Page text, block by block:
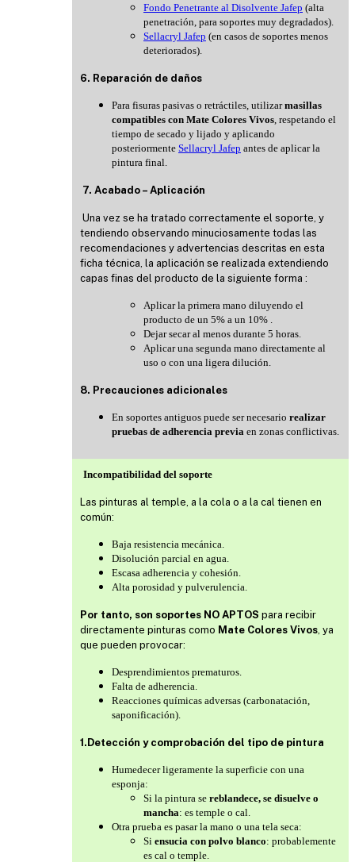
Fondo Penetrante al Disolvente Jafep (alta
penetración, para soportes muy degradados).
Sellacryl Jafep (en casos de soportes menos
deteriorados).
6. Reparación de daños
Para fisuras pasivas o retráctiles, utilizarmasillas
compatibles con Mate Colores Vivos , respetando el
tiempo de secado y lijado y aplicando
posteriormente Sellacryl Jafep antes de aplicar la
pintura final.
7. Acabado – Aplicación
Una vez se ha tratado correctamente el soporte, y
tendiendo observando minuciosamente todas las
recomendaciones y advertencias descritas en esta
ficha técnica, la aplicación se realizada extendiendo
capas finas del producto de la siguiente forma :
Aplicar la primera mano diluyendo el
producto de un 5% a un 10% .
Dejar secar al menos durante 5 horas.
Aplicar una segunda mano directamente al
uso o con una ligera dilución.
8. Precauciones adicionales
En soportes antiguos puede ser necesario realizar
pruebas de adherencia previa en zonas conflictivas.
Incompatibilidad del soporte
Las pinturas al temple, a la cola o a la cal tienen en
común:
Baja resistencia mecánica.
Disolución parcial en agua.
Escasa adherencia y cohesión.
Alta porosidad y pulverulencia.
Por tanto, son soportes NO APTOS para recibir
directamente pinturas como Mate Colores Vivos , ya
que pueden provocar:
Desprendimientos prematuros.
Falta de adherencia.
Reacciones químicas adversas (carbonatación,
saponificación).
1.Detección y comprobación del tipo de pintura
Humedecer ligeramente la superficie con una
esponja:
Si la pintura se reblandece, se disuelve o
mancha: es temple o cal.
Otra prueba es pasar la mano o una tela seca:
Si ensucia con polvo blanco: probablemente
es cal o temple.